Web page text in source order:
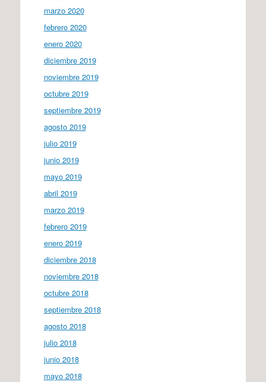
marzo 2020
febrero 2020
enero 2020
diciembre 2019
noviembre 2019
octubre 2019
septiembre 2019
agosto 2019
julio 2019
junio 2019
mayo 2019
abril 2019
marzo 2019
febrero 2019
enero 2019
diciembre 2018
noviembre 2018
octubre 2018
septiembre 2018
agosto 2018
julio 2018
junio 2018
mayo 2018